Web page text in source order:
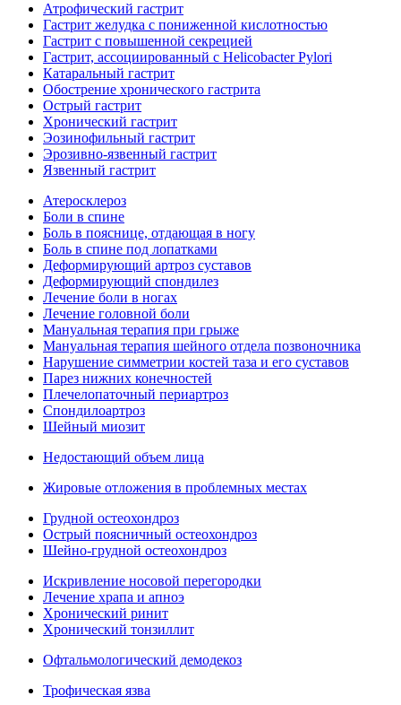
Атрофический гастрит
Гастрит желудка с пониженной кислотностью
Гастрит с повышенной секрецией
Гастрит, ассоциированный с Helicobacter Pylori
Катаральный гастрит
Обострение хронического гастрита
Острый гастрит
Хронический гастрит
Эозинофильный гастрит
Эрозивно-язвенный гастрит
Язвенный гастрит
Атеросклероз
Боли в спине
Боль в пояснице, отдающая в ногу
Боль в спине под лопатками
Деформирующий артроз суставов
Деформирующий спондилез
Лечение боли в ногах
Лечение головной боли
Мануальная терапия при грыже
Мануальная терапия шейного отдела позвоночника
Нарушение симметрии костей таза и его суставов
Парез нижних конечностей
Плечелопаточный периартроз
Спондилоартроз
Шейный миозит
Недостающий объем лица
Жировые отложения в проблемных местах
Грудной остеохондроз
Острый поясничный остеохондроз
Шейно-грудной остеохондроз
Искривление носовой перегородки
Лечение храпа и апноэ
Хронический ринит
Хронический тонзиллит
Офтальмологический демодекоз
Трофическая язва